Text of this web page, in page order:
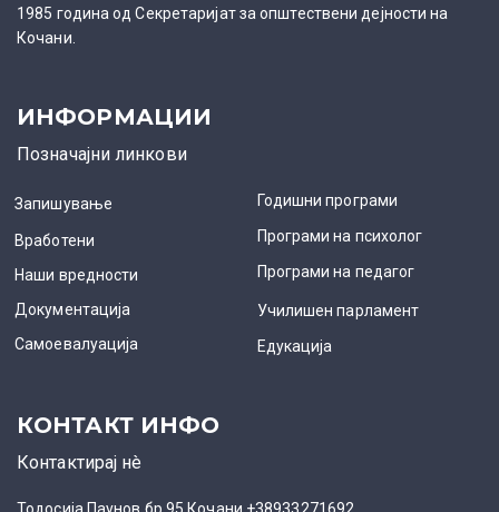
1985 година од Секретаријат за општествени дејности на
Кочани.
ИНФОРМАЦИИ
Позначајни линкови
Запишување
Вработени
Наши вредности
Документација
Самоевалуација
Годишни програми
Програми на психолог
Програми на педагог
Училишен парламент
Едукација
КОНТАКТ ИНФО
Контактирај нè